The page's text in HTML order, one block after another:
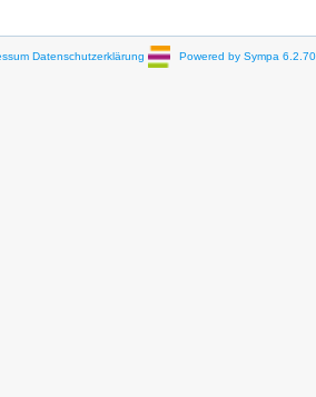
Datenschutzerklärung Powered by Sympa 6.2.70